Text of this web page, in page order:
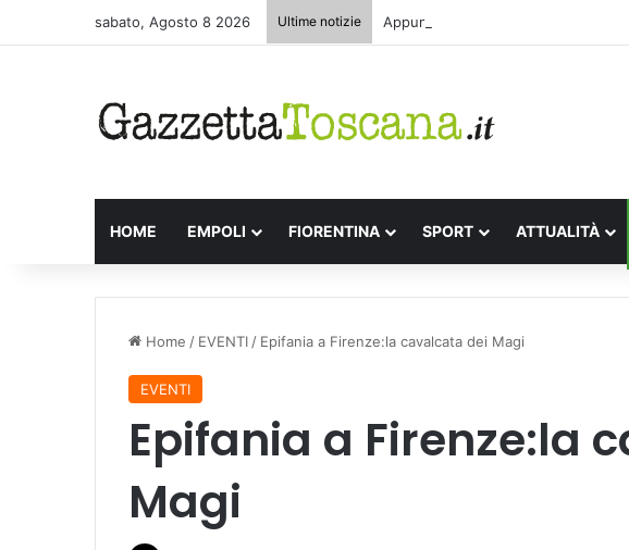
sabato, Agosto 8 2026 Ultime notizie Appuntamenti letterari Festa de
HOME EMPOLI FIORENTINA SPORT ATTUALITÀ
Home / EVENTI / Epifania a Firenze:la cavalcata dei Magi
EVENTI
Epifania a Firenze:la
Magi